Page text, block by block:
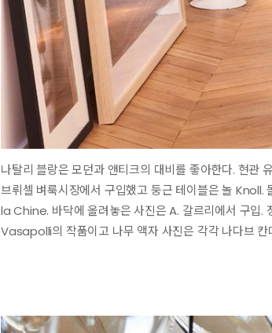
나탈리 블랑은 모던과 앤티크의 대비를 좋아한다. 현관
브뤼셀 벼룩시장에서 구입했고 둥근 테이블은 놀
la Chine. 바닥에 올려놓은 사진은 A. 갈르리에서 구입
Vasapolli의 작품이고 나무 액자 사진은 각각 나다브